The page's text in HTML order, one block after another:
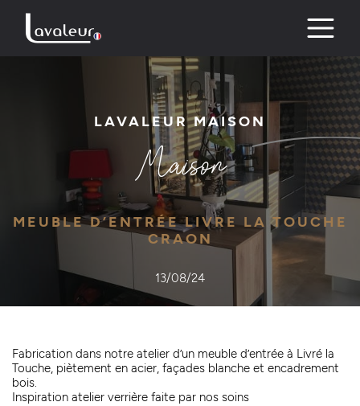
content
LAVALEUR MAISON
Maison
MEUBLE D’ENTRÉE LIVRE LA TOUCHE
CRAON
13/08/24
Fabrication dans notre atelier d’un meuble d’entrée à Livré la
Touche, piètement en acier, façades blanche et encadrement
bois.
Inspiration atelier verrière faite par nos soins